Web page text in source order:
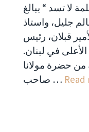
لا تسد “ ببالغ
جليل، واستاذ
قبلان، رئيس
في لبنان.
من حضرة مولانا
صاحب … Read